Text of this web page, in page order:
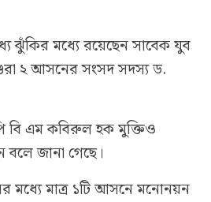
ঝুঁকির মধ্যে রয়েছেন সাবেক যুব
২ আসনের সংসদ সদস্য ড.
এম কবিরুল হক মুক্তিও
জানা গেছে।
মধ্যে মাত্র ১টি আসনে মনোনয়ন